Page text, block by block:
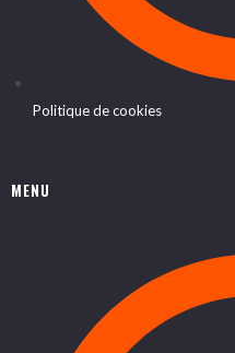
Politique de cookies
MENU